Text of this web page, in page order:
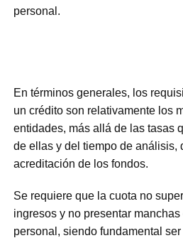
personal.
En términos generales, los
un crédito son relativamente los
entidades, más allá de las tasas
de ellas y del tiempo de análisis,
acreditación de los fondos.
Se requiere que la cuota no
ingresos y no presentar
personal, siendo fundamental